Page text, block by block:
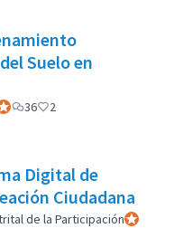
Suelo en
officiel
36 2
Digital de
Ciudadana
de la Participación